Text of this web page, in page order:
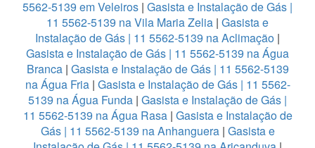
5562-5139 em Veleiros | Gasista e Instalação de Gás |
11 5562-5139 na Vila Maria Zelia | Gasista e
Instalação de Gás | 11 5562-5139 na Aclimação |
Gasista e Instalação de Gás | 11 5562-5139 na Água
Branca| Gasista e Instalação de Gás | 11 5562-5139
na Água Fria| Gasista e Instalação de Gás | 11 5562-
5139 na Água Funda | Gasista e Instalação de Gás |
11 5562-5139 na Água Rasa | Gasista e Instalação de
Gás | 11 5562-5139 na Anhanguera| Gasista e